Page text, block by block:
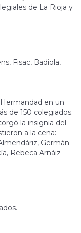
de La Rioja y
Fisac, Badiola,
en un
de 150 colegiados.
la insignia del
a la cena:
Germán
Rebeca Arnáiz